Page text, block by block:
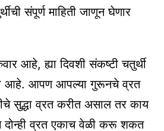
संपूर्ण माहिती जाणून घेणार
आहे, ह्या दिवशी संकष्टी चतुर्थी
आहे. आपण आपल्या गुरूनचे व्रत
सुद्धा व्रत करीत असाल तर काय
व्रत एकाच वेळी करू शकत